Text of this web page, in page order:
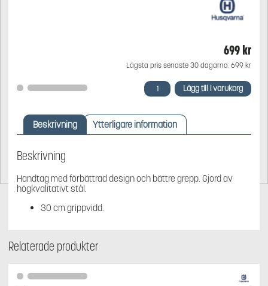
699kr
Lägsta pris senaste 30 dagarna: 699 kr
Husqvarna
Timmersax
Lägg till i varukorg
Beskrivning Ytterligare information
Beskrivning
Handtag med förbättrad design och bättre grepp. Gjord av
högkvalitativt stål.
30 cm grippvidd.
Relaterade produkter